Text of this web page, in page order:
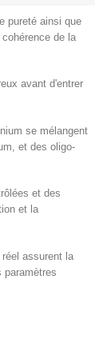
pureté ainsi que
de la
avant d'entrer
se mélangent
et des oligo-
et des
et la
assurent la
paramètres